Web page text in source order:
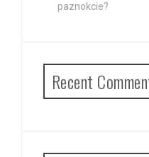
paznokcie?
Recent